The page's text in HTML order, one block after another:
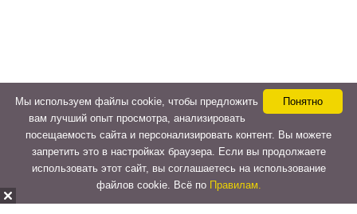
Понятно
Мы используем файлы cookie, чтобы предложить
вам лучший опыт просмотра, анализировать
посещаемость сайта и персонализировать контент. Вы можете
запретить это в настройках браузера. Если вы продолжаете
использовать этот сайт, вы соглашаетесь на использование
файлов cookie. Всё по Правилам.